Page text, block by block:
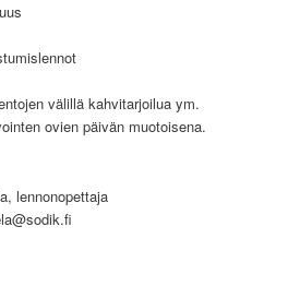
välillä kahvitarjoilua ym.
ovien päivän muotoisena.
lennonopettaja